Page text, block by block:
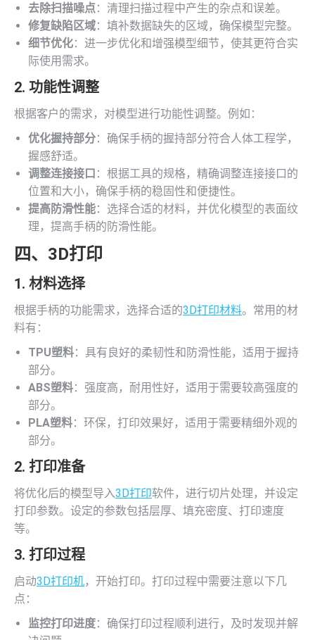
去除扫描噪点：清理扫描过程中产生的杂点和误差。
修复缺陷区域：填补数据缺失的区域，确保模型完整。
细节优化：进一步优化和增强模型细节，使其更符合实
际使用需求。
2. 功能性调整
根据客户的需求，对模型进行功能性调整。例如：
优化握持部分：确保手柄的握持部分符合人体工程学，
握感舒适。
调整连接接口 ：根据工具的规格，精确调整连接接口的
位置和大小，确保手柄的稳固性和便捷性。
提高防滑性能：选择合适的材料，并优化模型的表面纹
理，提高手柄的防滑性能。
四、 3D打印
1. 材料选择
根据手柄的功能需求，选择合适的3D打印材料。常用的材
料有：
TPU塑料：具有良好的柔韧性和防滑性能，适用于握持
部分。
ABS塑料：强度高，耐用性好，适用于需要较高强度的
部分。
PLA塑料：环保，打印效果好，适用于需要精细外观的
部分。
2. 打印准备
将优化后的模型导入3D打印软件，进行切片处理，并设定
打印参数。设定的参数包括层厚、填充密度、打印速度
等。
3. 打印过程
启动3D打印机，开始打印。打印过程中需要注意以下几
点：
监控打印进度：确保打印过程顺利进行，及时发现并解